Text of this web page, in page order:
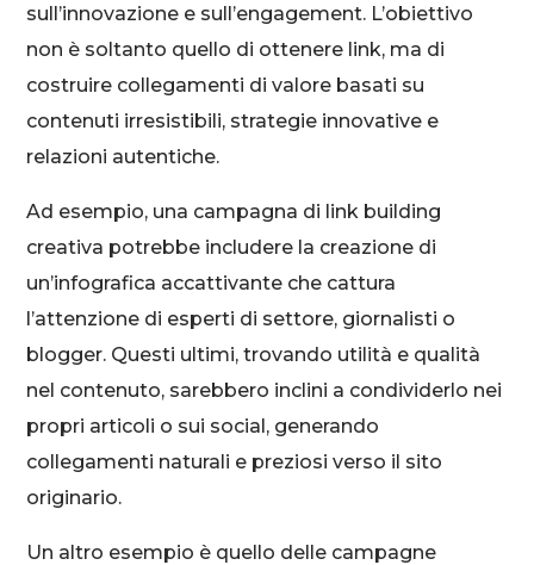
sull’innovazione e sull’engagement. L’obiettivo
non è soltanto quello di ottenere link, ma di
costruire collegamenti di valore basati su
contenuti irresistibili, strategie innovative e
relazioni autentiche.
Ad esempio, una campagna di link building
creativa potrebbe includere la creazione di
un’infografica accattivante che cattura
l’attenzione di esperti di settore, giornalisti o
blogger. Questi ultimi, trovando utilità e qualità
nel contenuto, sarebbero inclini a condividerlo nei
propri articoli o sui social, generando
collegamenti naturali e preziosi verso il sito
originario.
Un altro esempio è quello delle campagne